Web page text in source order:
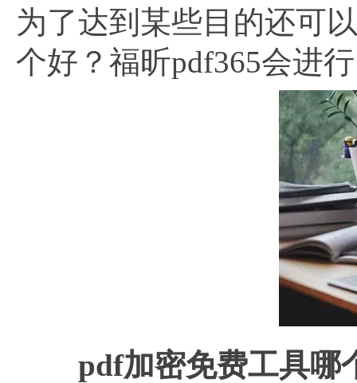
为了达到某些目的还可
个好？福昕pdf365会进
pdf加密免费工具哪